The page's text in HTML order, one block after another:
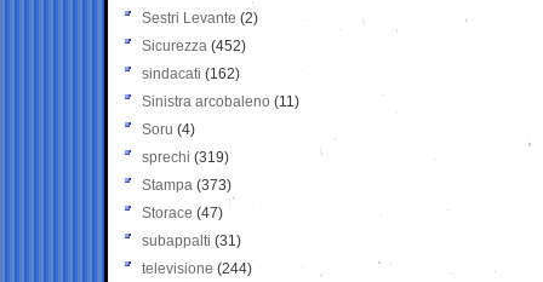
Sestri Levante (2)
Sicurezza (452)
sindacati (162)
Sinistra arcobaleno (11)
Soru (4)
sprechi (319)
Stampa (373)
Storace (47)
subappalti (31)
televisione(244)